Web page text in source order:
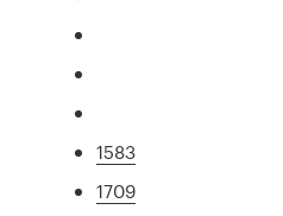
1583
1709